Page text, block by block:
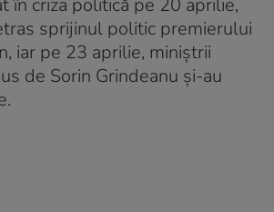
sprijinul politic premierului
iar pe 23 aprilie, miniștrii
de Sorin Grindeanu și-au